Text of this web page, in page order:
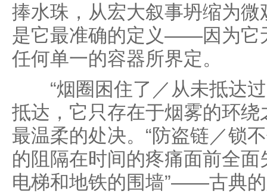
捧水珠，从宏大叙事坍缩为微
是它最准确的定义——因为它
任何单一的容器所界定。
“烟圈困住了／从未抵达
抵达，它只存在于烟雾的环
最温柔的处决。“防盗链／锁
的阻隔在时间的疼痛面前全面
电梯和地铁的围墙”——古典